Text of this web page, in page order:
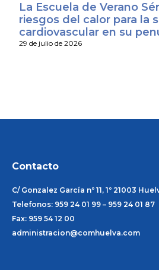
La Escuela de Verano
riesgos del calor para la
cardiovascular en su
29 de julio de 2026
Contacto
C/ Gonzalez García nº 11, 1º 21003
Telefonos: 959 24 01 99 – 959 24 01 87
Fax: 959 54 12 00
administracion@comhuelva.com